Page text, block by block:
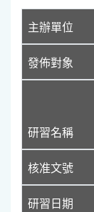
主辦單位
發佈對象
研習名稱
核准文號
研習日期